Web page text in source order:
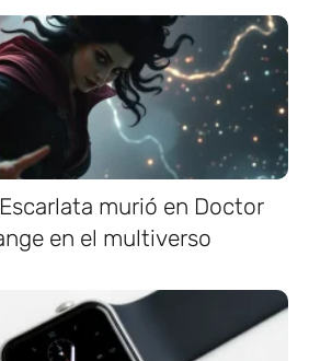
murió en Doctor
en el multiverso